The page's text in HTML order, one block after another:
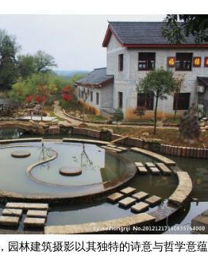
园林建筑摄影以其独特的诗意与哲学意蕴